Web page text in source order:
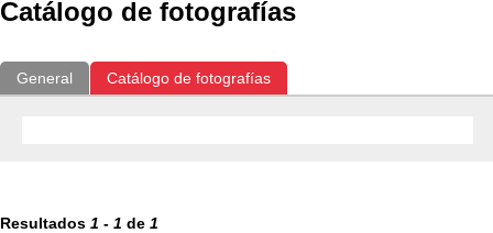
Catálogo de fotografías
General Catálogo de fotografías
Resultados 1 - 1 de 1